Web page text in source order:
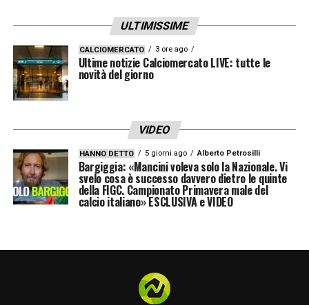
Il destino del Caldiero Terme è legato a
doppio filo a quello del Brescia. Qualora il
club lombardo non avesse presentato alcuna
domanda, il Caldiero sarebbe stato
del Brescia di tentare comunque l’iscrizione,
la situazione si è complicata.
Ora l’intero scenario dipende dalla decisione
della CoViSoc, che potrebbe escludere il
così il Ravenna e il Caldiero Terme fuori dalla
ULTIMISSIME
CALCIOMERCATO 3 ore ago
Ultime notizie Calciomercato LIVE: tutte le
novità del giorno
VIDEO
HANNO DETTO 5 giorni ago Alberto Petrosilli
Bargiggia: «Mancini voleva solo la Nazionale. Vi
svelo cosa è successo davvero dietro le quinte
della FIGC. Campionato Primavera male del
calcio italiano» ESCLUSIVA e VIDEO